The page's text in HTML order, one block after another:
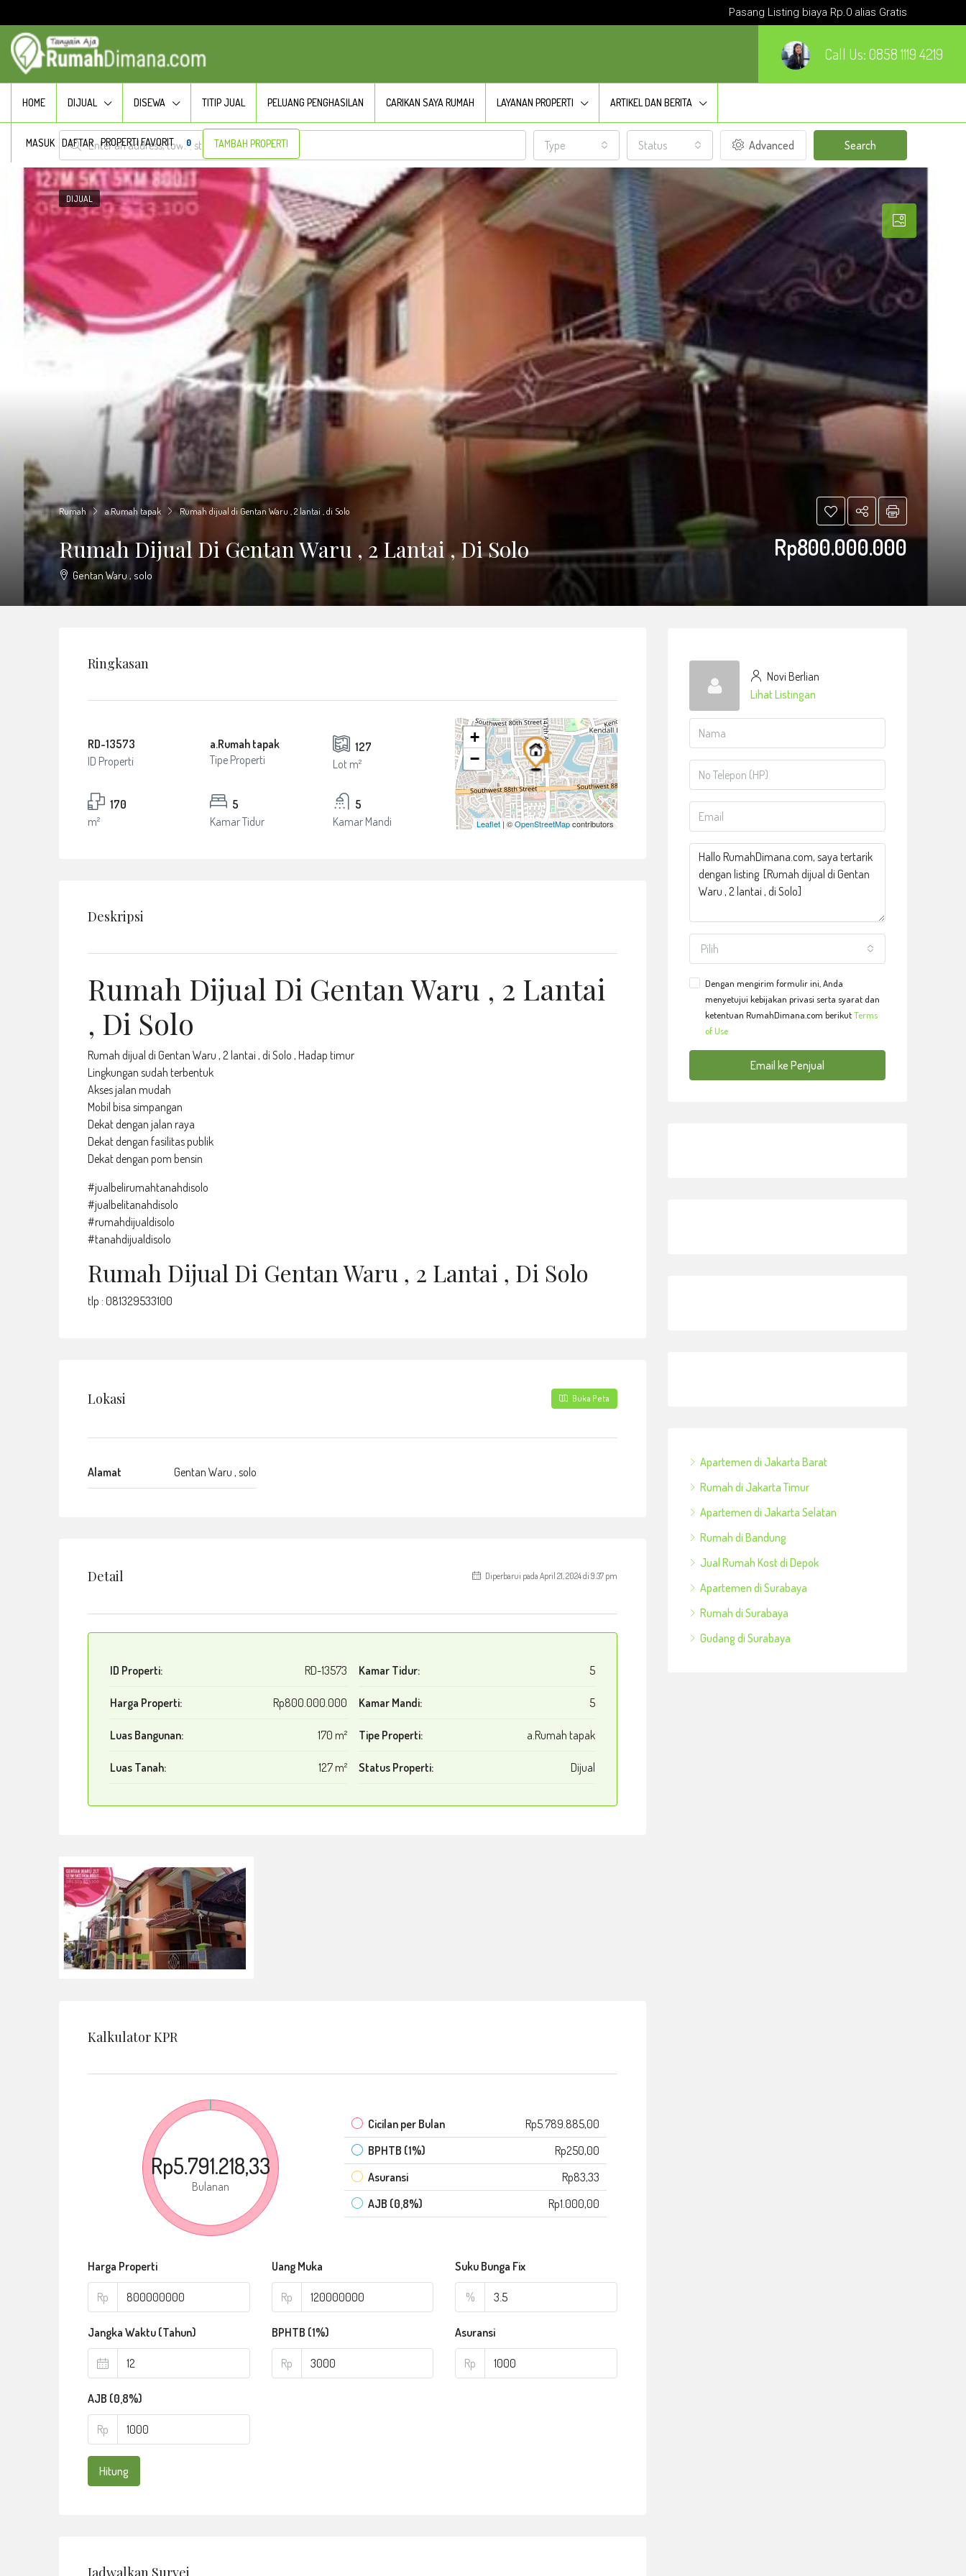
Pasang Listing biaya Rp.0 alias Gratis
Call Us: 0858 1119 4219
HOME DIJUAL DISEWA TITIP JUAL PELUANG PENGHASILAN CARIKAN SAYA RUMAH LAYANAN PROPERTI ARTIKEL DAN BERITA
MASUK DAFTAR PROPERTI FAVORIT 0 TAMBAH PROPERTI Type Status Advanced Search
DIJUAL
Rumah a.Rumah tapak Rumah dijual di Gentan Waru , 2 lantai , di Solo
Rumah Dijual Di Gentan Waru , 2 Lantai , Di Solo Rp800.000.000
Gentan Waru , solo
Ringkasan
RD-13573
ID Properti
a.Rumah tapak
Tipe Properti
127
Lot m²
170
m²
5
Kamar Tidur
5
Kamar Mandi
+
−
Leaflet| ©OpenStreetMapcontributors
Deskripsi
Rumah Dijual Di Gentan Waru , 2 Lantai
, Di Solo
Rumah dijual di Gentan Waru , 2 lantai , di Solo , Hadap timur
Lingkungan sudah terbentuk
Akses jalan mudah
Mobil bisa simpangan
Dekat dengan jalan raya
Dekat dengan fasilitas publik
Dekat dengan pom bensin
#jualbelirumahtanahdisolo
#jualbelitanahdisolo
#rumahdijualdisolo
#tanahdijualdisolo
Rumah Dijual Di Gentan Waru , 2 Lantai , Di Solo
tlp : 081329533100
Lokasi Buka Peta
Alamat Gentan Waru , solo
Detail Diperbarui pada April 21, 2024 di 9:37 pm
ID Properti: RD-13573
Harga Properti: Rp800.000.000
Luas Bangunan: 170 m²
Luas Tanah: 127 m²
Kamar Tidur: 5
Kamar Mandi: 5
Tipe Properti: a.Rumah tapak
Status Properti: Dijual
Kalkulator KPR
Rp5.791.218,33
Bulanan
Cicilan per Bulan
Rp5.789.885,00
BPHTB (1%)
Rp250,00
Asuransi
Rp83,33
AJB (0,8%)
Rp1.000,00
Harga Properti
Rp
Uang Muka
Rp
Suku Bunga Fix
%
Jangka Waktu (Tahun) BPHTB (1%)
Rp
Asuransi
Rp
AJB (0,8%)
Rp
Hitung
Novi Berlian
Lihat Listingan
Pilih
Dengan mengirim formulir ini, Anda
menyetujui kebijakan privasi serta syarat dan
ketentuan RumahDimana.com berikutTerms
of Use
Email ke Penjual
Apartemen di Jakarta Barat
Rumah di Jakarta Timur
Apartemen di Jakarta Selatan
Rumah di Bandung
Jual Rumah Kost di Depok
Apartemen di Surabaya
Rumah di Surabaya
Gudang di Surabaya